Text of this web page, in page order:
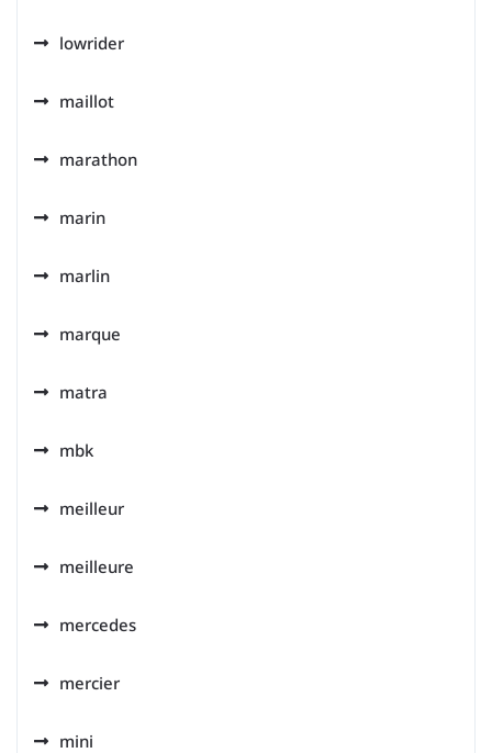
lowrider
maillot
marathon
marin
marlin
marque
matra
mbk
meilleur
meilleure
mercedes
mercier
mini